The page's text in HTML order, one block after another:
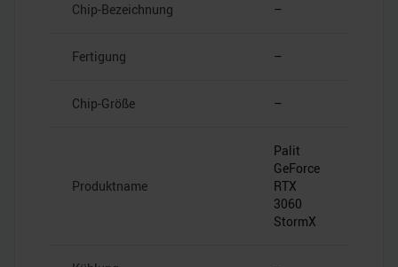
Chip-Bezeichnung –
Fertigung –
Chip-Größe –
Produktname
Palit
GeForce
RTX
3060
StormX